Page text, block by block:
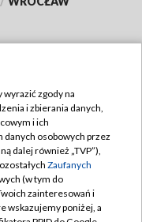
zgody na
i zbierania danych,
i ich
danych osobowych przez
dalej również „TVP”),
Zaufanych
(w tym do
zainteresowań i
wskazujemy poniżej, a